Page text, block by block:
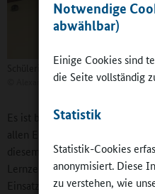
Notwendige
abwählbar)
Einige Cookies sind
die Seite vollständig
Statistik
Statistik-Cookies
anonymisiert. Diese
zu verstehen, wie
Schülerinnen und Schüler
Alexander-Hegius-Gymnasium
Es ist bei diesem Punkt aber
allen Einigkeit besteht und
diesem Schuljahr muss gelöst
Lernzeiten aufgehen. Die
Einsatz digitaler Medien wie